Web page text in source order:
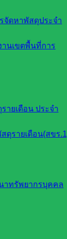
จัดหาพัสดุประจำ
านเขตพื้นที่การ
ายเดือน ประจำ
ดุรายเดือน(สขร
าทรัพยากรบุคคล